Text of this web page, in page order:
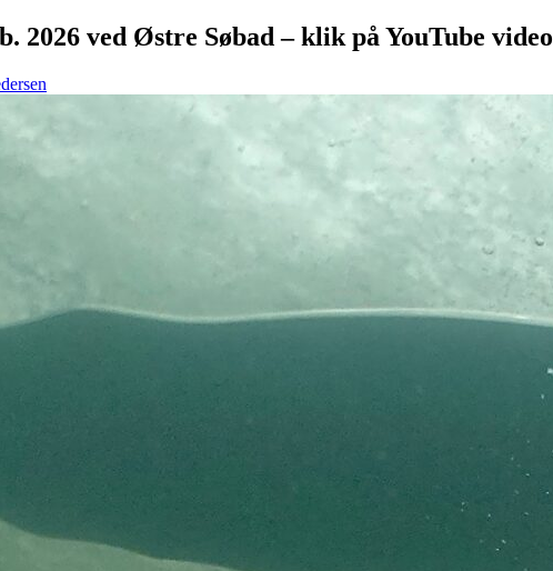
2026 ved Østre Søbad – klik på YouTube video